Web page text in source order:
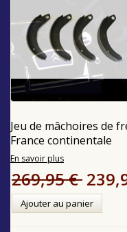
Jeu de mâchoires de
France continentale
En savoir plus
269,95 €
Ajouter au panier